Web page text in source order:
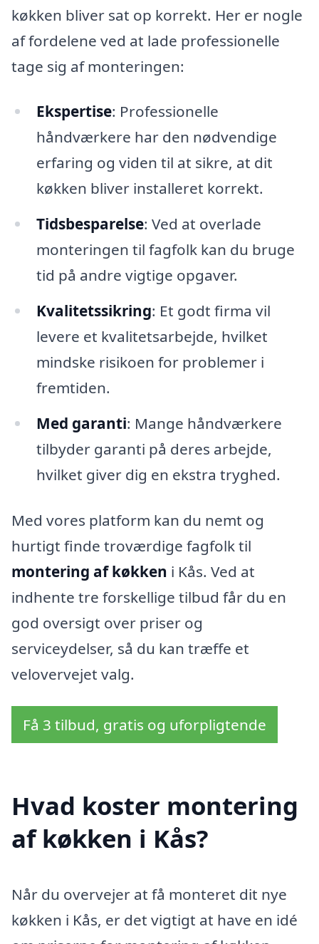
køkken bliver sat op korrekt. Her er nogle
af fordelene ved at lade professionelle
tage sig af monteringen:
Ekspertise: Professionelle
håndværkere har den nødvendige
erfaring og viden til at sikre, at dit
køkken bliver installeret korrekt.
Tidsbesparelse: Ved at overlade
monteringen til fagfolk kan du bruge
tid på andre vigtige opgaver.
Kvalitetssikring: Et godt firma vil
levere et kvalitetsarbejde, hvilket
mindske risikoen for problemer i
fremtiden.
Med garanti: Mange håndværkere
tilbyder garanti på deres arbejde,
hvilket giver dig en ekstra tryghed.
Med vores platform kan du nemt og
hurtigt finde troværdige fagfolk til
montering af køkken i Kås. Ved at
indhente tre forskellige tilbud får du en
god oversigt over priser og
serviceydelser, så du kan træffe et
velovervejet valg.
Få 3 tilbud, gratis og uforpligtende
Hvad koster montering
af køkken i Kås?
Når du overvejer at få monteret dit nye
køkken i Kås, er det vigtigt at have en idé